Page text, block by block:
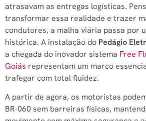
atrasavam as entregas logísticas.
transformar essa realidade e trazer
condutores, a malha viária passa por
histórica. A instalação do Pedágio
a chegada do inovador sistema Free
Goiás representam um marco
trafegar com total fluidez.
A partir de agora, os motoristas
BR-060 sem barreiras físicas,